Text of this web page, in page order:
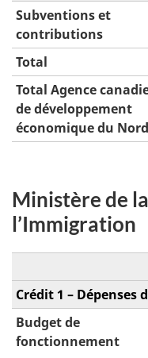
Subventions et
contributions
Total
Total Agence
de développement
économique du Nord
Ministère de
l’Immigration
Crédit 1 –
Budget de
fonctionnement